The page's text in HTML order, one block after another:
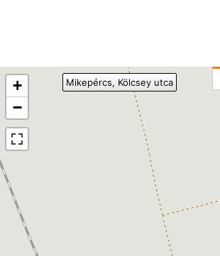
+
−
Mikepércs, Kölcsey utca